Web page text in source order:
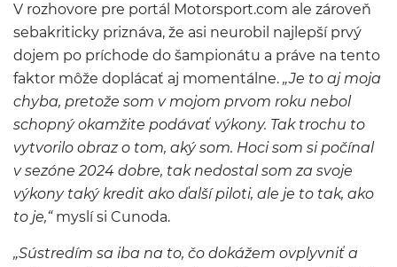
V rozhovore pre portál Motorsport.com ale zároveň
sebakriticky priznáva, že asi neurobil najlepší prvý
dojem po príchode do šampionátu a práve na tento
faktor môže doplácať aj momentálne. „Je to aj moja
chyba, pretože som v mojom prvom roku nebol
schopný okamžite podávať výkony. Tak trochu to
vytvorilo obraz o tom, aký som. Hoci som si počínal
v sezóne 2024 dobre, tak nedostal som za svoje
výkony taký kredit ako ďalší piloti, ale je to tak, ako
to je,“myslí si Cunoda.
„Sústredím sa iba na to, čo dokážem ovplyvniť a